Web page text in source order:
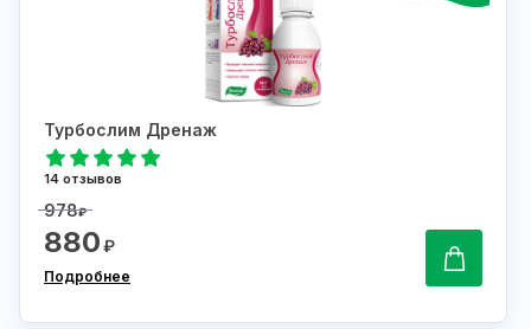
Турбослим Дренаж
14 отзывов
978₽
880₽
Подробнее